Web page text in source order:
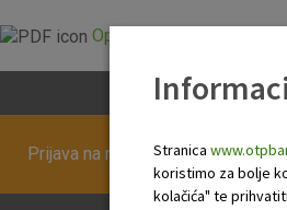
Opći uvjeti za korištenje
Prijava na newsletter OTP banke
Stranica
koristimo za bolje
kolačića" te